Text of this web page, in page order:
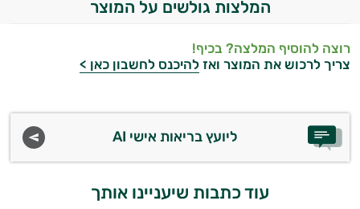
המלצות גולשים על המוצר
רוצה להוסיף המלצה? בכיף!
צריך לרכוש את המוצר ואז להיכנס לחשבון כאן >
ליועץ בריאות אישי AI
עוד כתבות שיעניינו אותך